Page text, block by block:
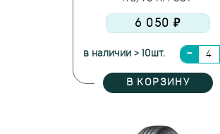
6 050 ₽
в наличии > 10шт.
В КОРЗИНУ